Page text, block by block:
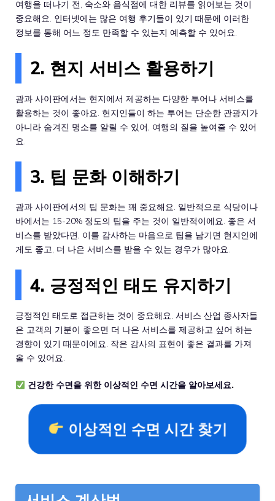
여행을 떠나기 전, 숙소와 음식점에 대한 리뷰를 읽어보는 것이
중요해요. 인터넷에는 많은 여행 후기들이 있기 때문에 이러한
정보를 통해 어느 정도 만족할 수 있는지 예측할 수 있어요.
2. 현지 서비스 활용하기
괌과 사이판에서는 현지에서 제공하는 다양한 투어나 서비스를
활용하는 것이 좋아요. 현지인들이 하는 투어는 단순한 관광지가
아니라 숨겨진 명소를 알릴 수 있어, 여행의 질을 높여줄 수 있어
요.
3. 팁 문화 이해하기
괌과 사이판에서의 팁 문화는 꽤 중요해요. 일반적으로 식당이나
바에서는 15-20% 정도의 팁을 주는 것이 일반적이에요. 좋은 서
비스를 받았다면, 이를 감사하는 마음으로 팁을 남기면 현지인에
게도 좋고, 더 나은 서비스를 받을 수 있는 경우가 많아요.
4. 긍정적인 태도 유지하기
긍정적인 태도로 접근하는 것이 중요해요. 서비스 산업 종사자들
은 고객의 기분이 좋으면 더 나은 서비스를 제공하고 싶어 하는
경향이 있기 때문이에요. 작은 감사의 표현이 좋은 결과를 가져
올 수 있어요.
건강한 수면을 위한 이상적인 수면 시간을 알아보세요.
이상적인 수면 시간 찾기